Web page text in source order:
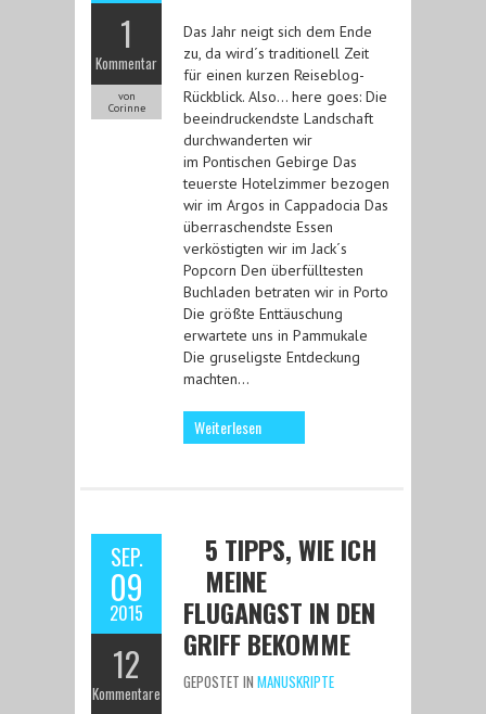
1
Kommentar
von
Corinne
Das Jahr neigt sich dem Ende
zu, da wird´s traditionell Zeit
für einen kurzen Reiseblog-
Rückblick. Also… here goes: Die
beeindruckendste Landschaft
durchwanderten wir
im Pontischen Gebirge Das
teuerste Hotelzimmer bezogen
wir im Argos in Cappadocia Das
überraschendste Essen
verköstigten wir im Jack´s
Popcorn Den überfülltesten
Buchladen betraten wir in Porto
Die größte Enttäuschung
erwartete uns in Pammukale
Die gruseligste Entdeckung
machten…
Weiterlesen
SEP.
09
2015
12
Kommentare
5 TIPPS, WIE ICH
MEINE
FLUGANGST IN DEN
GRIFF BEKOMME
GEPOSTET IN MANUSKRIPTE